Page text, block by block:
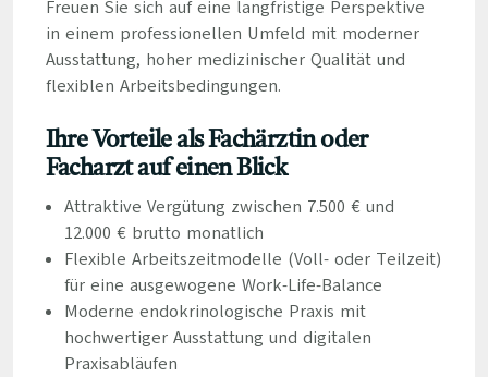
Freuen Sie sich auf eine langfristige Perspektive
in einem professionellen Umfeld mit moderner
Ausstattung, hoher medizinischer Qualität und
flexiblen Arbeitsbedingungen.
Ihre Vorteile als Fachärztin oder
Facharzt auf einen Blick
Attraktive Vergütung zwischen 7.500 € und
12.000 € brutto monatlich
Flexible Arbeitszeitmodelle (Voll- oder Teilzeit)
für eine ausgewogene Work-Life-Balance
Moderne endokrinologische Praxis mit
hochwertiger Ausstattung und digitalen
Praxisabläufen